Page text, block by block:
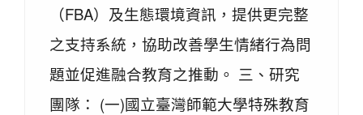
（FBA）及生態環境資訊，提供更完整
之支持系統，協助改善學生情緒行為問
題並促進融合教育之推動。 三、研究
團隊： (一)國立臺灣師範大學特殊教育